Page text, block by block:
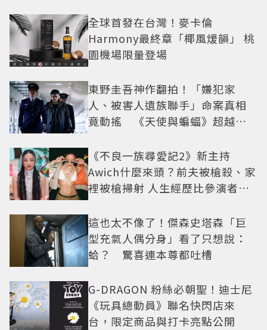
全球首發在台灣！麥卡倫
Harmony最終章「椰風煖韻」 桃
園機場限量登場
東野圭吾神作翻拍！「嫌犯家
人、被害人遺族聯手」命案真相
竟動搖 《天使與蝙蝠》超越懸
《不良一族尋愛記2》新主持
Awich什麼來頭？前夫被槍殺、家
裡被槍掃射 人生經歷比參演者還
這也太不像了！傑森史塔森「巨
型充氣人偶分身」看了只想說：
蛤？ 驚喜連本尊都吐槽
G-DRAGON 粉絲必朝聖！迪士尼
《玩具總動員》聯名快閃店來
台，限定商品與打卡亮點公開